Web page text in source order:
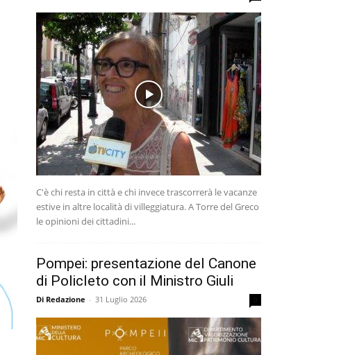
C'è chi resta in città e chi invece trascorrerà le vacanze
estive in altre località di villeggiatura. A Torre del Greco
le opinioni dei cittadini...
Pompei: presentazione del Canone
di Policleto con il Ministro Giuli
Di Redazione - 31 Luglio 2026